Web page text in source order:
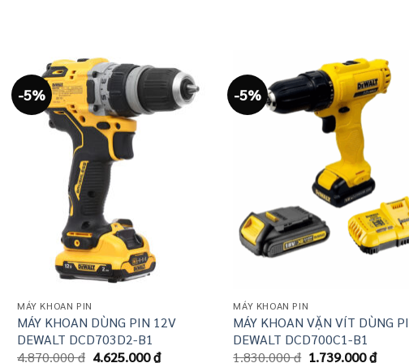
-5%
MÁY KHOAN PIN
MÁY KHOAN DÙNG PIN 12V
DEWALT DCD703D2-B1
4.870.000₫ Giá
4.625.000₫Giá
-5%
MÁY KHOAN PIN
MÁY KHOAN VẶN VÍT DÙNG
DEWALT DCD700C1-B1
1.830.000₫ Giá
1.739.000₫Giá